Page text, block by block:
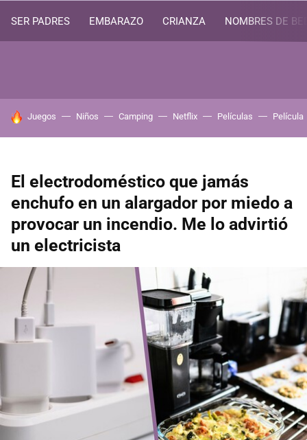
SER PADRES EMBARAZO CRIANZA NOMBRES DE
HOY SE HABLA DE
Juegos Niños Camping Netflix Películas Película
El electrodoméstico que jamás
enchufo en un alargador por miedo a
provocar un incendio. Me lo advirtió
un electricista